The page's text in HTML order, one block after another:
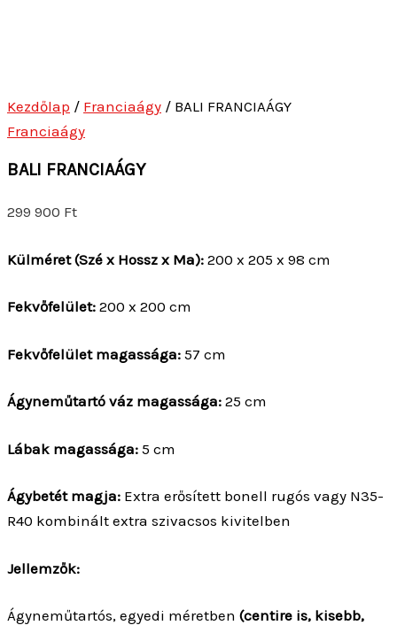
Kezdőlap / Franciaágy / BALI FRANCIAÁGY
Franciaágy
BALI FRANCIAÁGY
299 900 Ft
Külméret (Szé x Hossz x Ma): 200 x 205 x 98 cm
Fekvőfelület: 200 x 200 cm
Fekvőfelület magassága: 57 cm
Ágyneműtartó váz magassága: 25 cm
Lábak magassága: 5 cm
Ágybetét magja: Extra erősített bonell rugós vagy N35-
R40 kombinált extra szivacsos kivitelben
Jellemzők:
Ágyneműtartós, egyedi méretben (centire is, kisebb,